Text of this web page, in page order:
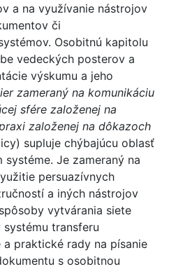
a na využívanie nástrojov
či
Osobitnú kapitolu
vedeckých posterov a
výskumu a jeho
zameraný na komunikáciu
sfére založenej na
založenej na dôkazoch
supluje chýbajúcu oblasť
systéme. Je zameraný na
persuazívnych
a iných nástrojov
vytvárania siete
transferu
praktické rady na písanie
s osobitnou